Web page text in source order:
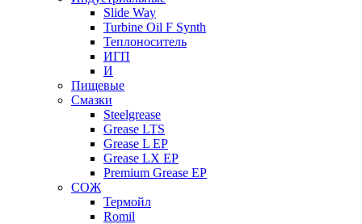
Slide Way
Turbine Oil F Synth
Теплоноситель
ИГП
И
Пищевые
Смазки
Steelgrease
Grease LTS
Grease L EP
Grease LX EP
Premium Grease EP
СОЖ
Термойл
Romil